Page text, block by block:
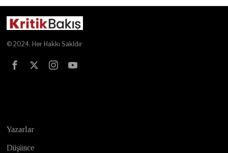
© 2024. Her Hakkı Sakldır
Yazarlar
Düşünce